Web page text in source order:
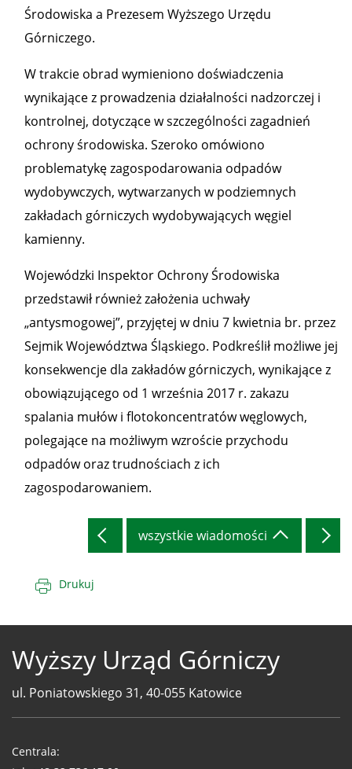
Środowiska a Prezesem Wyższego Urzędu
Górniczego.
W trakcie obrad wymieniono doświadczenia
wynikające z prowadzenia działalności nadzorczej i
kontrolnej, dotyczące w szczególności zagadnień
ochrony środowiska. Szeroko omówiono
problematykę zagospodarowania odpadów
wydobywczych, wytwarzanych w podziemnych
zakładach górniczych wydobywających węgiel
kamienny.
Wojewódzki Inspektor Ochrony Środowiska
przedstawił również założenia uchwały
„antysmogowej”, przyjętej w dniu 7 kwietnia br. przez
Sejmik Województwa Śląskiego. Podkreślił możliwe jej
konsekwencje dla zakładów górniczych, wynikające z
obowiązującego od 1 września 2017 r. zakazu
spalania mułów i flotokoncentratów węglowych,
polegające na możliwym wzroście przychodu
odpadów oraz trudnościach z ich
zagospodarowaniem.
wszystkie wiadomości
Drukuj
Wyższy Urząd Górniczy
ul. Poniatowskiego 31, 40-055 Katowice
WUG
Centrala: